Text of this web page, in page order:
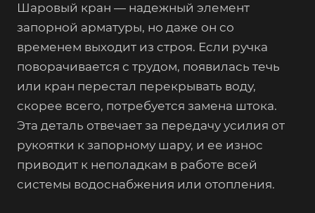
Шаровый кран — надежный элемент
запорной арматуры, но даже он со
временем выходит из строя. Если ручка
поворачивается с трудом, появилась течь
или кран перестал перекрывать воду,
скорее всего, потребуется замена штока.
Эта деталь отвечает за передачу усилия от
рукоятки к запорному шару, и ее износ
приводит к неполадкам в работе всей
системы водоснабжения или отопления.